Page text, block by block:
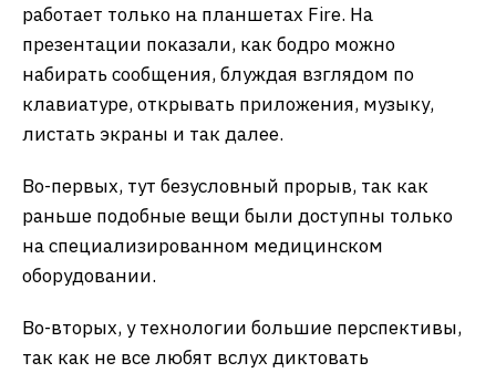
работает только на планшетах Fire. На
презентации показали, как бодро можно
набирать сообщения, блуждая взглядом по
клавиатуре, открывать приложения, музыку,
листать экраны и так далее.
Во-первых, тут безусловный прорыв, так как
раньше подобные вещи были доступны только
на специализированном медицинском
оборудовании.
Во-вторых, у технологии большие перспективы,
так как не все любят вслух диктовать